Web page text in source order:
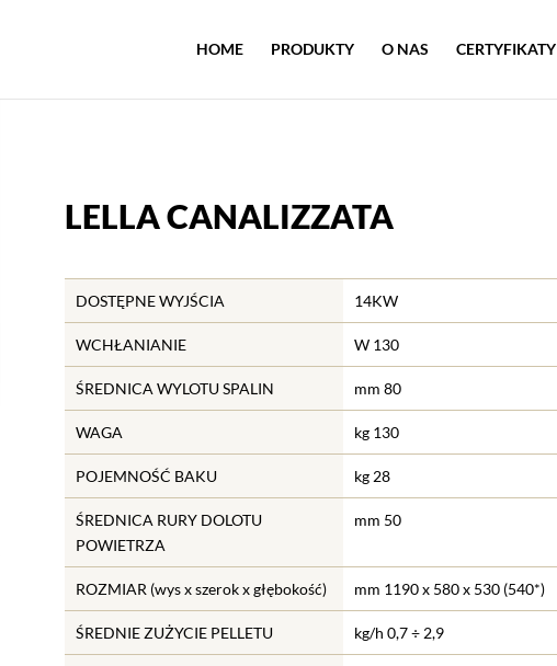
HOME PRODUKTY O NAS CERTYFIKATY
LELLA CANALIZZATA
DOSTĘPNE WYJŚCIA 14KW
WCHŁANIANIE W 130
ŚREDNICA WYLOTU SPALIN mm 80
WAGA kg 130
POJEMNOŚĆ BAKU kg 28
ŚREDNICA RURY DOLOTU
POWIETRZA
mm 50
ROZMIAR (wys x szerok x głębokość) mm 1190 x 580 x 530 (540*)
ŚREDNIE ZUŻYCIE PELLETU kg/h 0,7 ÷ 2,9